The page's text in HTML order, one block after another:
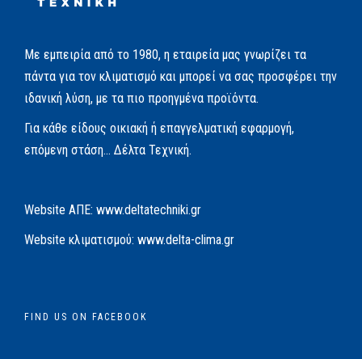
Με εμπειρία από το 1980, η εταιρεία μας γνωρίζει τα
πάντα για τον κλιματισμό και μπορεί να σας προσφέρει την
ιδανική λύση, με τα πιο προηγμένα προϊόντα.
Για κάθε είδους οικιακή ή επαγγελματική εφαρμογή,
επόμενη στάση… Δέλτα Τεχνική.
Website AΠΕ: www.deltatechniki.gr
Website κλιματισμού: www.delta-clima.gr
FIND US ON FACEBOOK